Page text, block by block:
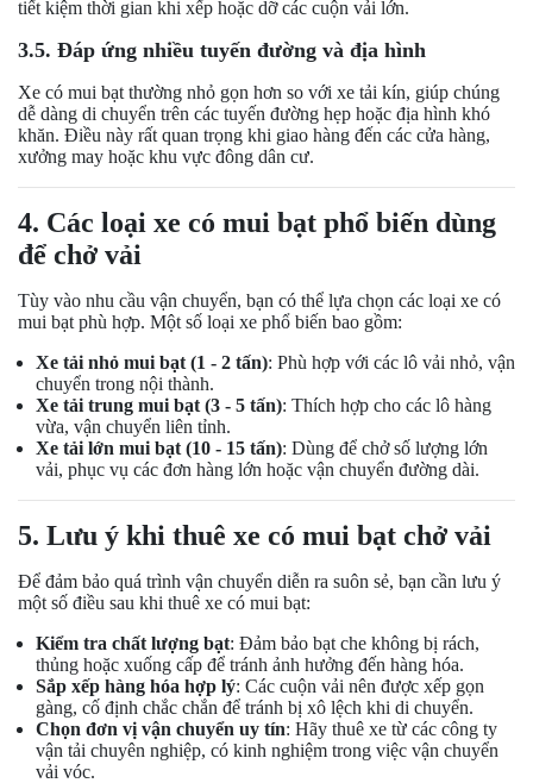
tiết kiệm thời gian khi xếp hoặc dỡ các cuộn vải lớn.
3.5. Đáp ứng nhiều tuyến đường và địa hình
Xe có mui bạt thường nhỏ gọn hơn so với xe tải kín, giúp chúng
dễ dàng di chuyển trên các tuyến đường hẹp hoặc địa hình khó
khăn. Điều này rất quan trọng khi giao hàng đến các cửa hàng,
xưởng may hoặc khu vực đông dân cư.
4. Các loại xe có mui bạt phổ biến dùng
để chở vải
Tùy vào nhu cầu vận chuyển, bạn có thể lựa chọn các loại xe có
mui bạt phù hợp. Một số loại xe phổ biến bao gồm:
Xe tải nhỏ mui bạt (1 - 2 tấn): Phù hợp với các lô vải nhỏ, vận
chuyển trong nội thành.
Xe tải trung mui bạt (3 - 5 tấn): Thích hợp cho các lô hàng
vừa, vận chuyển liên tỉnh.
Xe tải lớn mui bạt (10 - 15 tấn): Dùng để chở số lượng lớn
vải, phục vụ các đơn hàng lớn hoặc vận chuyển đường dài.
5. Lưu ý khi thuê xe có mui bạt chở vải
Để đảm bảo quá trình vận chuyển diễn ra suôn sẻ, bạn cần lưu ý
một số điều sau khi thuê xe có mui bạt:
Kiểm tra chất lượng bạt: Đảm bảo bạt che không bị rách,
thủng hoặc xuống cấp để tránh ảnh hưởng đến hàng hóa.
Sắp xếp hàng hóa hợp lý: Các cuộn vải nên được xếp gọn
gàng, cố định chắc chắn để tránh bị xô lệch khi di chuyển.
Chọn đơn vị vận chuyển uy tín: Hãy thuê xe từ các công ty
vận tải chuyên nghiệp, có kinh nghiệm trong việc vận chuyển
vải vóc.